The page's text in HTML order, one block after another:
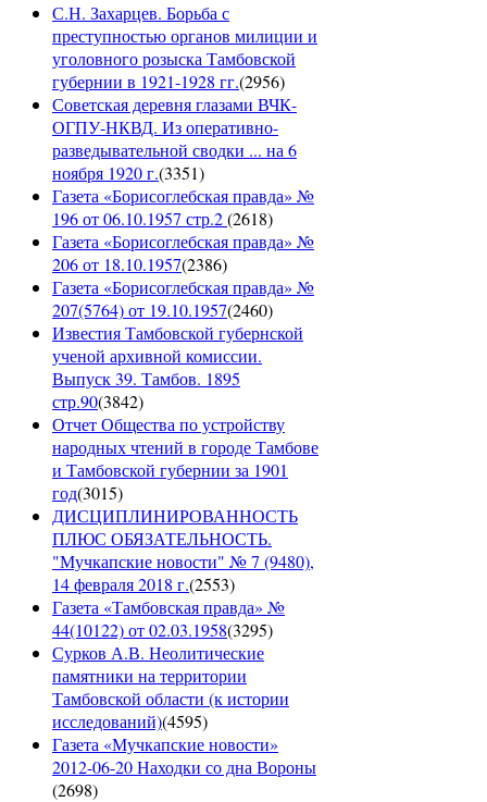
С.Н. Захарцев. Борьба с
преступностью органов милиции и
уголовного розыска Тамбовской
губернии в 1921-1928 гг.(2956)
Советская деревня глазами ВЧК-
ОГПУ-НКВД. Из оперативно-
разведывательной сводки ... на 6
ноября 1920 г.(3351)
Газета «Борисоглебская правда» №
196 от 06.10.1957 стр.2(2618)
Газета «Борисоглебская правда» №
206 от 18.10.1957(2386)
Газета «Борисоглебская правда» №
207(5764) от 19.10.1957(2460)
Известия Тамбовской губернской
ученой архивной комиссии.
Выпуск 39. Тамбов. 1895
стр.90(3842)
Отчет Общества по устройству
народных чтений в городе Тамбове
и Тамбовской губернии за 1901
год(3015)
ДИСЦИПЛИНИРОВАННОСТЬ
ПЛЮС ОБЯЗАТЕЛЬНОСТЬ.
"Мучкапские новости" № 7 (9480),
14 февраля 2018 г.(2553)
Газета «Тамбовская правда» №
44(10122) от 02.03.1958(3295)
Сурков А.В. Неолитические
памятники на территории
Тамбовской области (к истории
исследований)(4595)
Газета «Мучкапские новости»
2012-06-20 Находки со дна Вороны
(2698)